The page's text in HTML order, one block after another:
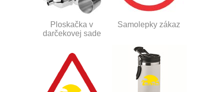
Ploskačka v
darčekovej sade
Samolepky zákaz